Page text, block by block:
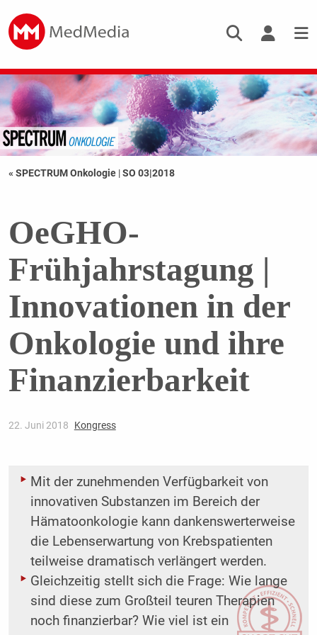
« SPECTRUM Onkologie |SO 03|2018
OeGHO-
Frühjahrstagung |
Innovationen in der
Onkologie und ihre
Finanzierbarkeit
22. Juni 2018 Kongress
Mit der zunehmenden Verfügbarkeit von
innovativen Substanzen im Bereich der
Hämatoonkologie kann dankenswerterweise
die Lebenserwartung von Krebspatienten
teilweise dramatisch verlängert werden.
Gleichzeitig stellt sich die Frage: Wie lange
sind diese zum Großteil teuren Therapien
noch finanzierbar? Wie viel ist ein